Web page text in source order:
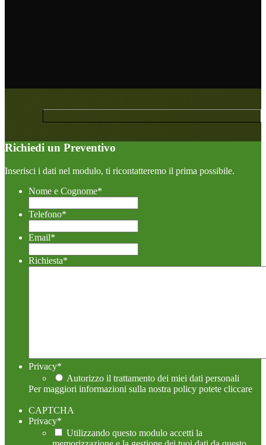
Richiedi un Preventivo
Inserisci i dati nel modulo, ti ricontatteremo il prima possibile.
Nome e Cognome*
Telefono*
Email*
Richiesta*
Privacy*
Autorizzo il trattamento dei miei dati personali
Per maggiori informazioni sulla nostra policy potete cliccare
CAPTCHA
Privacy*
Utilizzando questo modulo accetti la